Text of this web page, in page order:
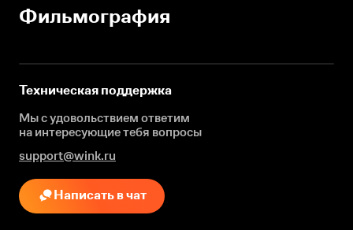
Фильмография
Техническая поддержка
Мы с удовольствием ответим
на интересующиетебя вопросы
support@wink.ru
Написать в чат